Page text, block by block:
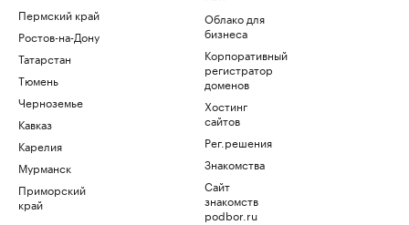
Пермский край
Ростов-на-Дону
Татарстан
Тюмень
Черноземье
Кавказ
Карелия
Мурманск
Приморский
край
Облако для
бизнеса
Корпоративный
регистратор
доменов
Хостинг
сайтов
Рег.решения
Знакомства
Сайт
знакомств
podbor.ru